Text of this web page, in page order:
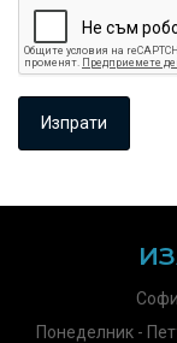
Понеделник -